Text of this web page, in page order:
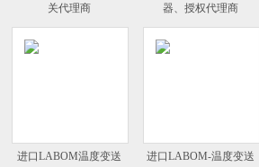
关代理商
器、授权代理商
进口LABOM温度变送
进口LABOM-温度变送